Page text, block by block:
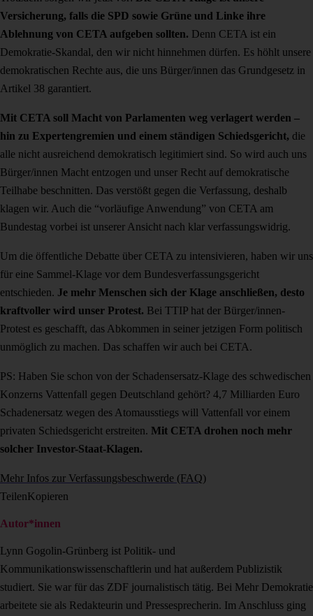
Versicherung, falls die SPD sowie Grüne und Linke ihre
Ablehnung von CETA aufgeben sollten. Denn CETA ist ein
Demokratie-Skandal, den wir nicht hinnehmen dürfen. Es höhlt unsere
demokratischen Rechte aus, die uns Bürger/innen das Grundgesetz in
Artikel 38 garantiert.
Mit CETA soll Macht von Parlamenten weg verlagert werden –
hin zu Expertengremien und einem ständigen Schiedsgericht, die
alle nicht ausreichend demokratisch legitimiert sind. So wird auch uns
Bürger/innen Macht entzogen und unser Recht auf demokratische
Teilhabe beschnitten. Das verstößt gegen die Verfassung, deshalb
klagen wir. Auch die “vorläufige Anwendung” von CETA am
Bundestag vorbei ist unserer Ansicht nach klar verfassungswidrig.
Um die öffentliche Debatte über CETA zu intensivieren, haben wir uns
für eine Sammel-Klage vor dem Bundesverfassungsgericht
entschieden. Je mehr Menschen sich der Klage anschließen, desto
kraftvoller wird unser Protest. Bei TTIP hat der Bürger/innen-
Protest es geschafft, das Abkommen in seiner jetzigen Form politisch
unmöglich zu machen. Das schaffen wir auch bei CETA.
PS: Haben Sie schon von der Schadensersatz-Klage des schwedischen
Konzerns Vattenfall gegen Deutschland gehört? 4,7 Milliarden Euro
Schadenersatz wegen des Atomausstiegs will Vattenfall vor einem
privaten Schiedsgericht erstreiten. Mit CETA drohen noch mehr
solcher Investor-Staat-Klagen.
Mehr Infos zur Verfassungsbeschwerde (FAQ)
TeilenKopieren
Autor*innen
Lynn Gogolin-Grünberg ist Politik- und
Kommunikationswissenschaftlerin und hat außerdem Publizistik
studiert. Sie war für das ZDF journalistisch tätig. Bei Mehr Demokratie
arbeitete sie als Redakteurin und Pressesprecherin. Im Anschluss ging